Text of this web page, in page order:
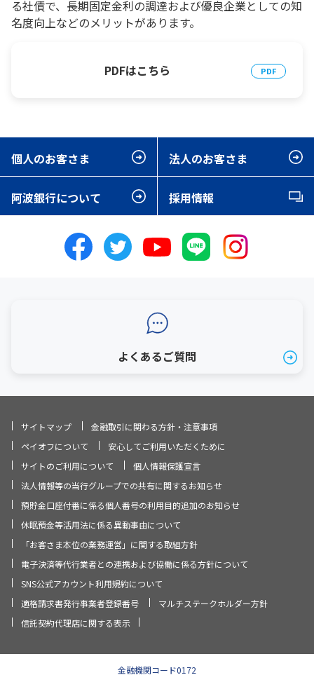
る社債で、長期固定金利の調達および優良企業としての知
名度向上などのメリットがあります。
PDFはこちら
個人のお客さま 法人のお客さま
阿波銀行について 採用情報
よくあるご質問
サイトマップ
金融取引に関わる方針・注意事項
ペイオフについて
安心してご利用いただくために
サイトのご利用について
個人情報保護宣言
法人情報等の当行グループでの共有に関するお知らせ
預貯金口座付番に係る個人番号の利用目的追加のお知らせ
休眠預金等活用法に係る異動事由について
「お客さま本位の業務運営」に関する取組方針
電子決済等代行業者との連携および協働に係る方針について
SNS公式アカウント利用規約について
適格請求書発行事業者登録番号
マルチステークホルダー方針
信託契約代理店に関する表示
金融機関コード0172